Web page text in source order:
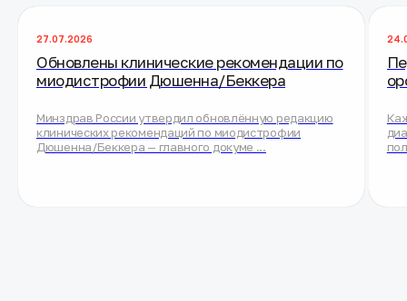
27.07.2026
Обновлены клинические рекомендации по
миодистрофии Дюшенна/Беккера
Минздрав России утвердил обновлённую редакцию
клинических рекомендаций по миодистрофии
Дюшенна/Беккера — главного докуме ...